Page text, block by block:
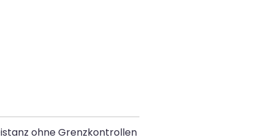
ohne Grenzkontrollen